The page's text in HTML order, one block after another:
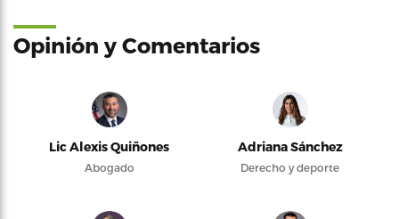
Opinión y Comentarios
Lic Alexis Quiñones
Abogado
Adriana Sánchez
Derecho y deporte